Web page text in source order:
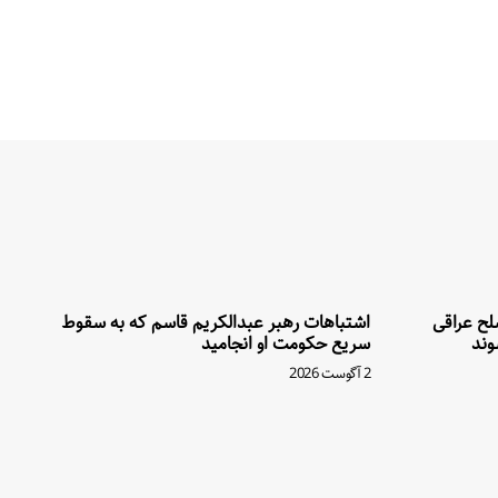
عراقی اشتباهات رهبر عبدالکریم قاسم که به سقوط
سریع حکومت او انجامید
2 آگوست 2026